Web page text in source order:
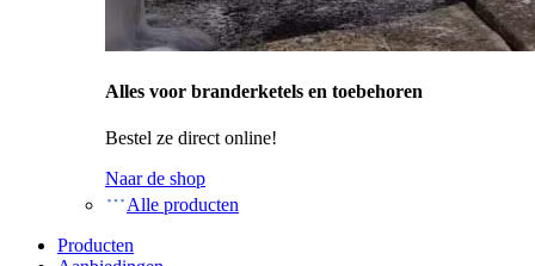
Alles voor branderketels en toebehoren
Bestel ze direct online!
Naar de shop
Alle producten
Producten